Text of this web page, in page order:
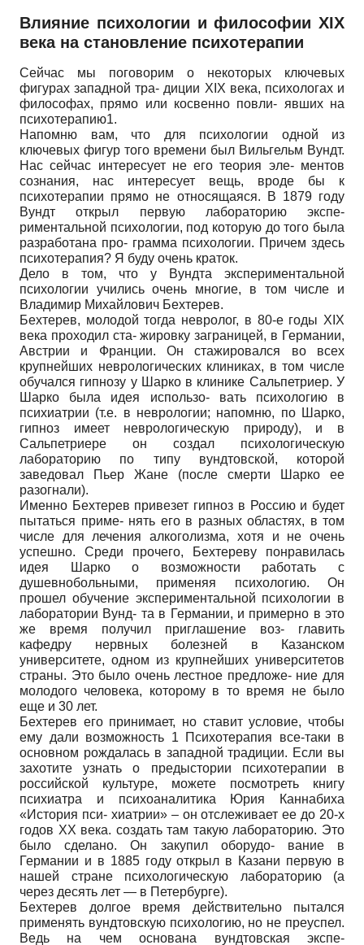
Влияние психологии и философии XIX
века на становление психотерапии
Сейчас мы поговорим о некоторых ключевых
фигурах западной тра- диции XIX века, психологах и
философах, прямо или косвенно повли- явших на
психотерапию1.
Напомню вам, что для психологии одной из
ключевых фигур того времени был Вильгельм Вундт.
Нас сейчас интересует не его теория эле- ментов
сознания, нас интересует вещь, вроде бы к
психотерапии прямо не относящаяся. В 1879 году
Вундт открыл первую лабораторию экспе-
риментальной психологии, под которую до того была
разработана про- грамма психологии. Причем здесь
психотерапия? Я буду очень краток.
Дело в том, что у Вундта экспериментальной
психологии учились очень многие, в том числе и
Владимир Михайлович Бехтерев.
Бехтерев, молодой тогда невролог, в 80-е годы XIX
века проходил ста- жировку заграницей, в Германии,
Австрии и Франции. Он стажировался во всех
крупнейших неврологических клиниках, в том числе
обучался гипнозу у Шарко в клинике Сальпетриер. У
Шарко была идея использо- вать психологию в
психиатрии (т.е. в неврологии; напомню, по Шарко,
гипноз имеет неврологическую природу), и в
Сальпетриере он создал психологическую
лабораторию по типу вундтовской, которой
заведовал Пьер Жане (после смерти Шарко ее
разогнали).
Именно Бехтерев привезет гипноз в Россию и будет
пытаться приме- нять его в разных областях, в том
числе для лечения алкоголизма, хотя и не очень
успешно. Среди прочего, Бехтереву понравилась
идея Шарко о возможности работать с
душевнобольными, применяя психологию. Он
прошел обучение экспериментальной психологии в
лаборатории Вунд- та в Германии, и примерно в это
же время получил приглашение воз- главить
кафедру нервных болезней в Казанском
университете, одном из крупнейших университетов
страны. Это было очень лестное предложе- ние для
молодого человека, которому в то время не было
еще и 30 лет.
Бехтерев его принимает, но ставит условие, чтобы
ему дали возможность 1 Психотерапия все-таки в
основном рождалась в западной традиции. Если вы
захотите узнать о предыстории психотерапии в
российской культуре, можете посмотреть книгу
психиатра и психоаналитика Юрия Каннабиха
«История пси- хиатрии» – он отслеживает ее до 20-х
годов XX века. создать там такую лабораторию. Это
было сделано. Он закупил оборудо- вание в
Германии и в 1885 году открыл в Казани первую в
нашей стране психологическую лабораторию (а
через десять лет — в Петербурге).
Бехтерев долгое время действительно пытался
применять вундтовскую психологию, но не преуспел.
Ведь на чем основана вундтовская экспе-